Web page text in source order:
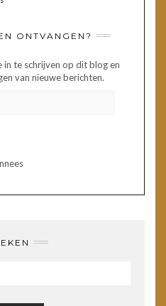
ONTVANGEN?
in te schrijven op dit blog en
van nieuwe berichten.